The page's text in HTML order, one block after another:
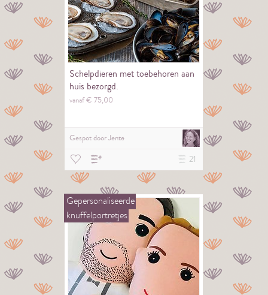
Schelpdieren met toebehoren aan
huis bezorgd.
vanaf €75,00
Gespot doorJente
21
Gepersonaliseerde
knuffelportretjes